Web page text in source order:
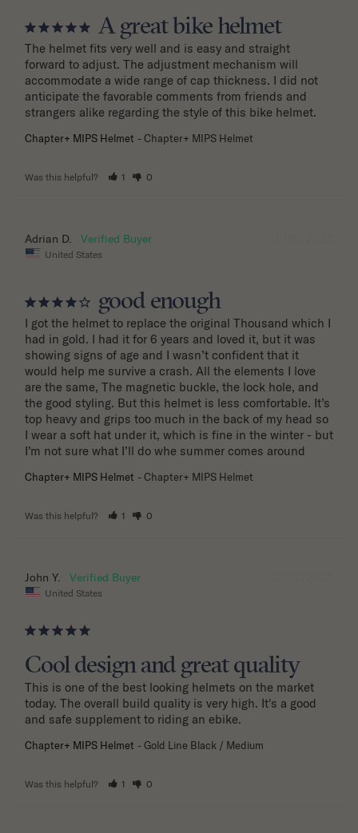
A great bike helmet
The helmet fits very well and is easy and straight
forward to adjust. The adjustment mechanism will
accommodate a wide range of cap thickness. I did not
anticipate the favorable comments from friends and
strangers alike regarding the style of this bike helmet.
Chapter+ MIPS Helmet Chapter+ MIPS Helmet
Was this helpful? 1 0
Adrian D.
United States
good enough
I got the helmet to replace the original Thousand which I
had in gold. I had it for 6 years and loved it, but it was
showing signs of age and I wasn’t confident that it
would help me survive a crash. All the elements I love
are the same, The magnetic buckle, the lock hole, and
the good styling. But this helmet is less comfortable. It’s
top heavy and grips too much in the back of my head so
I wear a soft hat under it, which is fine in the winter - but
I’m not sure what I’ll do whe summer comes around
Chapter+ MIPS Helmet Chapter+ MIPS Helmet
Was this helpful? 1 0
John Y.
United States
Cool design and great quality
This is one of the best looking helmets on the market
today. The overall build quality is very high. It's a good
and safe supplement to riding an ebike.
Chapter+ MIPS Helmet Gold Line Black / Medium
Was this helpful? 1 0